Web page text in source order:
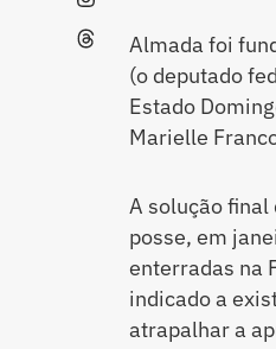
Almada foi
(o deputado
Estado
Marielle
A solução final
posse, em
enterradas na
indicado a
atrapalhar a